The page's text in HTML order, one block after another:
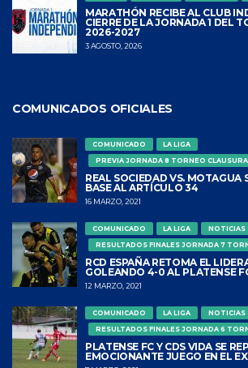
MARATHÓN RECIBE AL CLUB
CIERRE DE LA JORNADA 1 DEL
2026-2027
3 AGOSTO, 2026
COMUNICADOS OFICIALES
COMUNICADO
LA LIGA
PREVIA JORNADA 8 TORNEO CLAUSURA
REAL SOCIEDAD VS. MOTAGUA
BASE AL ARTÍCULO 34
16 MARZO, 2021
COMUNICADO LA LIGA NOTICIAS
RESULTADOS FINALES JORNADA 7
RCD ESPAÑA RETOMA EL
GOLEANDO 4-0 AL PLATENSE
12 MARZO, 2021
COMUNICADO LA LIGA NOTICIAS
RESULTADOS FINALES JORNADA 6
PLATENSE FC Y CDS VIDA SE
EMOCIONANTE JUEGO EN EL